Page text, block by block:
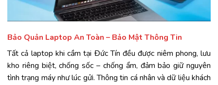
Bảo Quản Laptop An Toàn – Bảo Mật Thông Tin
Tấtcả laptop khi cầmtại ĐứcTín đềuđược niêm phong, lưu
kho riêng biệt,chốngsốc – chống ẩm, đảmbảogiữnguyên
tìnhtrạng máynhưlúc gửi.Thôngtin cá nhânvàdữliệukhách